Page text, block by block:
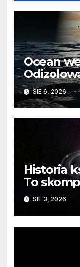
Ocean
barierę
SIE 6, 2026
Historia
To
SIE 3, 2026